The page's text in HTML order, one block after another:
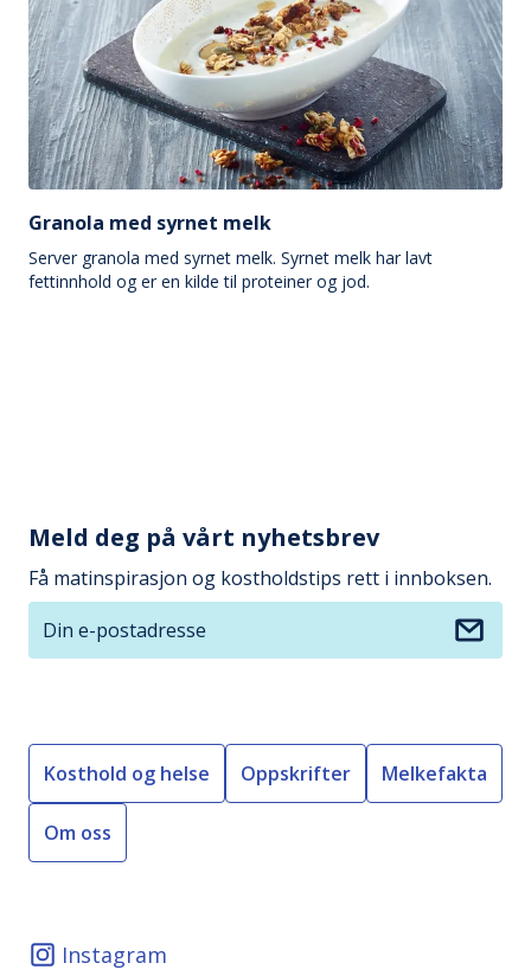
Granola med syrnet melk
Server granola med syrnet melk. Syrnet melk har lavt
fettinnhold og er en kilde til proteiner og jod.
Meld deg på vårt nyhetsbrev
Få matinspirasjon og kostholdstips rett i innboksen.
Din e-postadresse
Kosthold og helse Oppskrifter Melkefakta
Om oss
Instagram